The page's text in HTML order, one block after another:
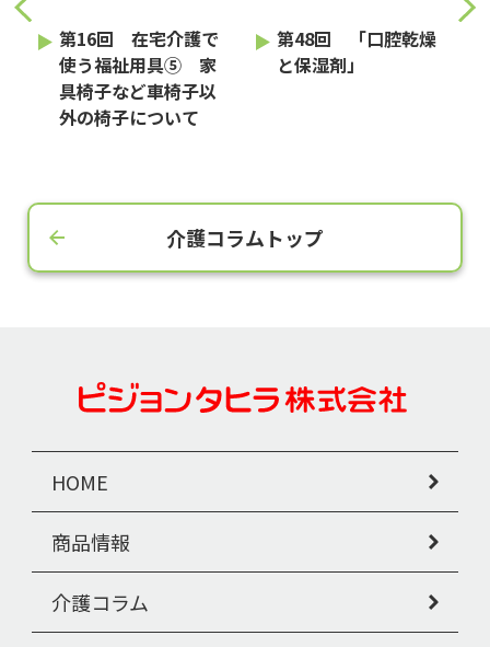
第16回 在宅介護で
使う福祉用具⑤ 家
具椅子など車椅子以
外の椅子について
第48回 「口腔乾燥
と保湿剤」
介護コラムトップ
HOME
商品情報
介護コラム